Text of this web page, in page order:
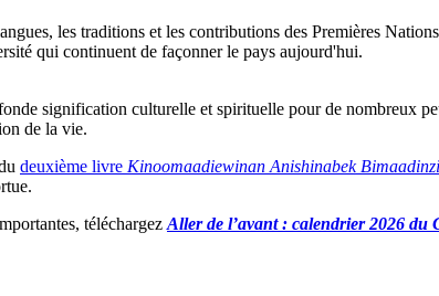
les traditions et les contributions des Premières
qui continuent de façonner le pays aujourd'hui.
signification culturelle et spirituelle pour de nombreux
de la vie.
deuxième livre Kinoomaadiewinan Anishinabek
téléchargez Aller de l’avant : calendrier 2026 du